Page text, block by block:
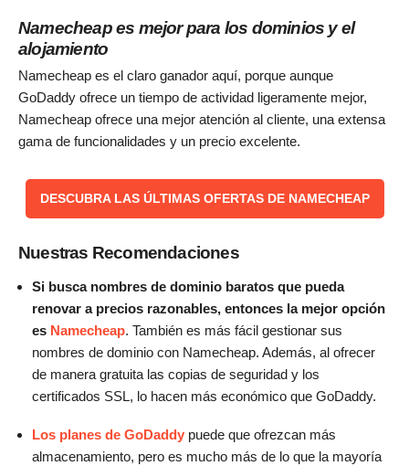
Namecheap es mejor para los dominios y el
alojamiento
Namecheap es el claro ganador aquí, porque aunque
GoDaddy ofrece un tiempo de actividad ligeramente mejor,
Namecheap ofrece una mejor atención al cliente, una extensa
gama de funcionalidades y un precio excelente.
DESCUBRA LAS ÚLTIMAS OFERTAS DE NAMECHEAP
Nuestras Recomendaciones
Si busca nombres de dominio baratos que pueda
renovar a precios razonables, entonces la mejor opción
es Namecheap. También es más fácil gestionar sus
nombres de dominio con Namecheap. Además, al ofrecer
de manera gratuita las copias de seguridad y los
certificados SSL, lo hacen más económico que GoDaddy.
Los planes de GoDaddy puede que ofrezcan más
almacenamiento, pero es mucho más de lo que la mayoría